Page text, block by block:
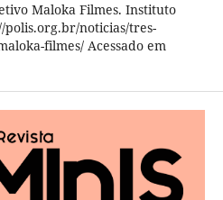
Maloka Filmes. Instituto
polis.org.br/noticias/tres-
filmes/ Acessado em